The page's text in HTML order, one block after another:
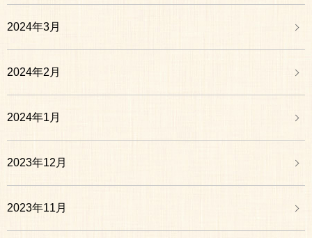
2024年3月
2024年2月
2024年1月
2023年12月
2023年11月